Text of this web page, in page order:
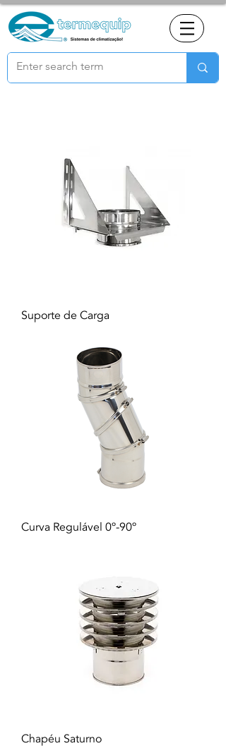
Suporte de Carga
Curva Regulável 0º-90º
Chapéu Saturno